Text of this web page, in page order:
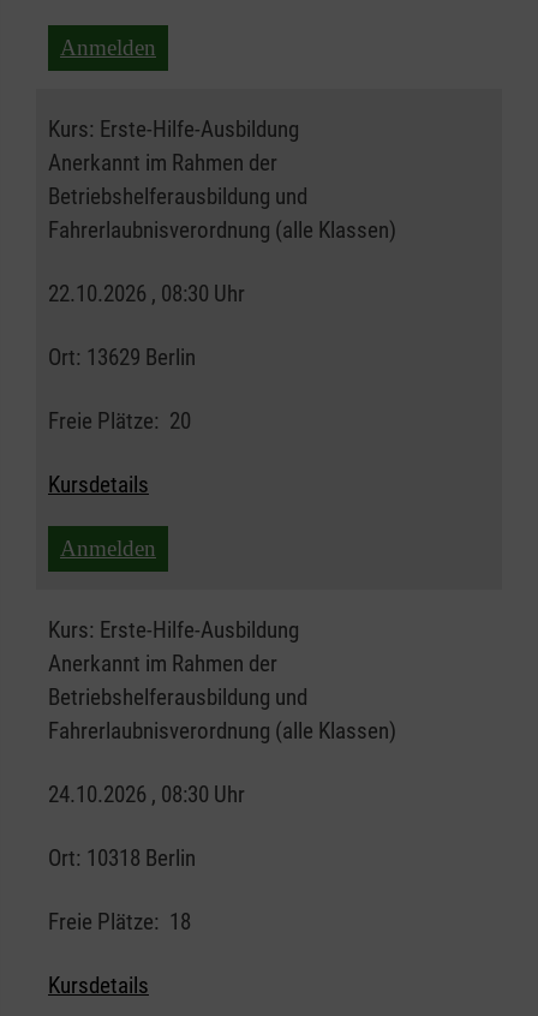
Anmelden
Kurs: Erste-Hilfe-Ausbildung
Anerkannt im Rahmen der
Betriebshelferausbildung und
Fahrerlaubnisverordnung (alle Klassen)
22.10.2026 , 08:30 Uhr
Ort: 13629 Berlin
Freie Plätze: 20
Kursdetails
Anmelden
Kurs: Erste-Hilfe-Ausbildung
Anerkannt im Rahmen der
Betriebshelferausbildung und
Fahrerlaubnisverordnung (alle Klassen)
24.10.2026 , 08:30 Uhr
Ort: 10318 Berlin
Freie Plätze: 18
Kursdetails